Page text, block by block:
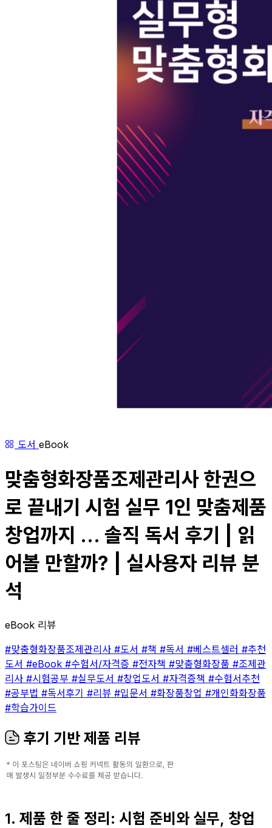
도서 eBook
맞춤형화장품조제관리사 한권으
로 끝내기 시험 실무 1인 맞춤제품
창업까지 ... 솔직 독서 후기 | 읽
어볼 만할까? | 실사용자 리뷰 분
석
eBook 리뷰
#맞춤형화장품조제관리사 #도서 #책 #독서 #베스트셀러 #추천
도서 #eBook #수험서/자격증 #전자책 #맞춤형화장품 #조제관
리사 #시험공부 #실무도서 #창업도서 #자격증책 #수험서추천
#공부법 #독서후기 #리뷰 #입문서 #화장품창업 #개인화화장품
#학습가이드
후기 기반 제품 리뷰
1. 제품 한 줄 정리: 시험 준비와 실무, 창업